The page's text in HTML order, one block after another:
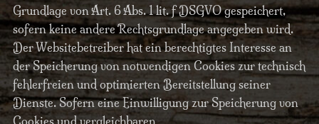
Grundlage von Art. 6 Abs. 1 lit. f DSGVO gespeichert,
sofern keine andere Rechtsgrundlage angegeben wird.
Der Websitebetreiber hat ein berechtigtes Interesse an
der Speicherung von notwendigen Cookies zur technisch
fehlerfreien und optimierten Bereitstellung seiner
Dienste. Sofern eine Einwilligung zur Speicherung von
Cookies und vergleichbaren